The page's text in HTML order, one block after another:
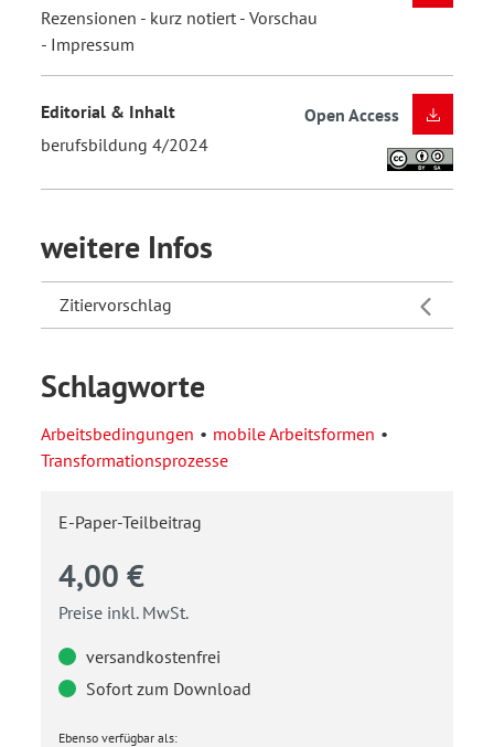
Rezensionen - kurz notiert - Vorschau
- Impressum
Editorial & Inhalt
berufsbildung 4/2024
Open Access
weitere Infos
Zitiervorschlag
Schlagworte
Arbeitsbedingungen
mobile Arbeitsformen
Transformationsprozesse
E-Paper-Teilbeitrag
4,00 €
Preise inkl. MwSt.
versandkostenfrei
Sofort zum Download
Ebenso verfügbar als: